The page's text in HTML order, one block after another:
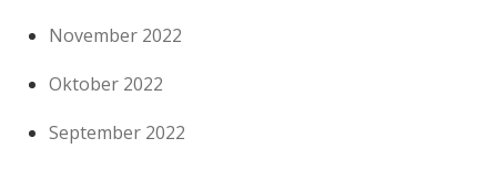
November 2022
Oktober 2022
September 2022